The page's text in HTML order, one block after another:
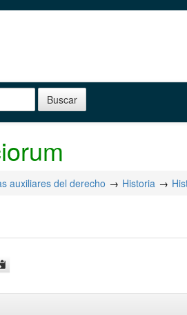
auxiliares del derecho Historia